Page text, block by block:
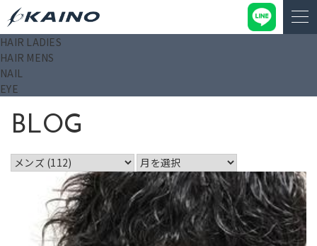
HAIR LADIES
HAIR MENS
NAIL
EYE
KAINO－カイノ－【公式サイト】
BLOG